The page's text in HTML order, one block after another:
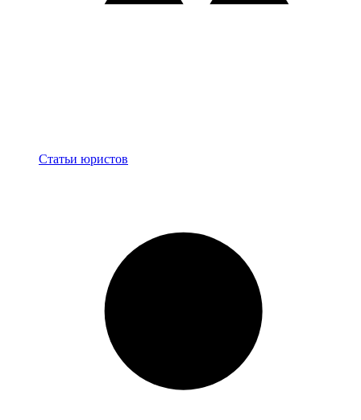
Блог
Статьи юристов